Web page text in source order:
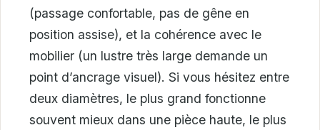
(passage confortable, pas de gêne en
position assise), et la cohérence avec le
mobilier (un lustre très large demande un
point d’ancrage visuel). Si vous hésitez entre
deux diamètres, le plus grand fonctionne
souvent mieux dans une pièce haute, le plus